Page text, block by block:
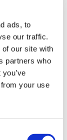
ads, to
our traffic.
our site with
partners who
your use